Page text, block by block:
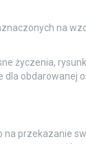
na
życzenia,
obdarowanej
przekazanie